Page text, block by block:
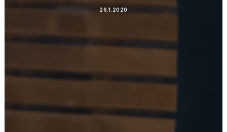
26.1.2020